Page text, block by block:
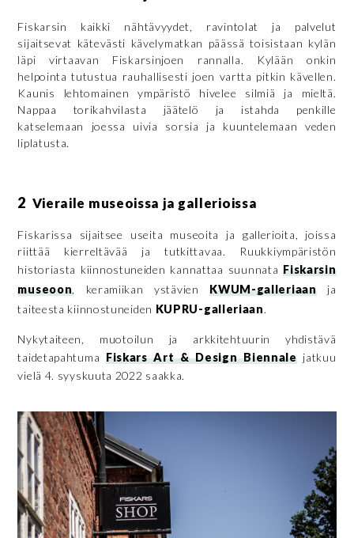
Fiskarsin kaikki nähtävyydet, ravintolat ja palvelut
sijaitsevat kätevästi kävelymatkan päässä toisistaan kylän
läpi virtaavan Fiskarsinjoen rannalla. Kylään onkin
helpointa tutustua rauhallisesti joen vartta pitkin kävellen.
Kaunis lehtomainen ympäristö hivelee silmiä ja mieltä.
Nappaa torikahvilasta jäätelö ja istahda penkille
katselemaan joessa uivia sorsia ja kuuntelemaan veden
liplatusta.
2 Vieraile museoissa ja gallerioissa
Fiskarissa sijaitsee useita museoita ja gallerioita, joissa
riittää kierreltävää ja tutkittavaa. Ruukkiympäristön
historiasta kiinnostuneiden kannattaa suunnataFiskarsin
museoon, keramiikan ystävienKWUM-galleriaanja
taiteesta kiinnostuneiden KUPRU-galleriaan.
Nykytaiteen, muotoilun ja arkkitehtuurin yhdistävä
taidetapahtuma Fiskars Art & Design Biennalejatkuu
vielä 4. syyskuuta 2022 saakka.